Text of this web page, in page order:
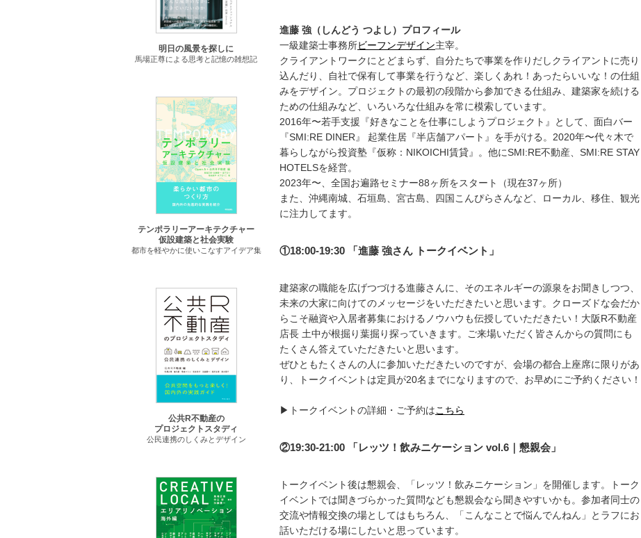
進藤 強（しんどう つよし）プロフィール
一級建築士事務所ビーフンデザイン主宰。
クライアントワークにとどまらず、自分たちで事業を作りだしクライアントに売り
込んだり、自社で保有して事業を行うなど、楽しくあれ！あったらいいな！の仕組
みをデザイン。プロジェクトの最初の段階から参加できる仕組み、建築家を続ける
ための仕組みなど、いろいろな仕組みを常に模索しています。
2016年〜若手支援『好きなことを仕事にしようプロジェクト』として、面白バー
『SMI:RE DINER』 起業住居『半店舗アパート』を手がける。2020年〜代々木で
暮らしながら投資塾『仮称：NIKOICHI賃貸』。他にSMI:RE不動産、SMI:RE STAY
HOTELSを経営。
2023年〜、全国お遍路セミナー88ヶ所をスタート（現在37ヶ所）
また、沖縄南城、石垣島、宮古島、四国こんぴらさんなど、ローカル、移住、観光
に注力してます。
①18:00-19:30 「進藤 強さん トークイベント」
建築家の職能を広げつづける進藤さんに、そのエネルギーの源泉をお聞きしつつ、
未来の大家に向けてのメッセージをいただきたいと思います。クローズドな会だか
らこそ融資や入居者募集におけるノウハウも伝授していただきたい！大阪R不動産
店長 土中が根掘り葉掘り探っていきます。ご来場いただく皆さんからの質問にも
たくさん答えていただきたいと思います。
ぜひともたくさんの人に参加いただきたいのですが、会場の都合上座席に限りがあ
り、トークイベントは定員が20名までになりますので、お早めにご予約ください！
▶︎トークイベントの詳細・ご予約はこちら
②19:30-21:00 「レッツ！飲みニケーション vol.6｜懇親会」
トークイベント後は懇親会、「レッツ！飲みニケーション」を開催します。トーク
イベントでは聞きづらかった質問なども懇親会なら聞きやすいかも。参加者同士の
交流や情報交換の場としてはもちろん、「こんなことで悩んでんねん」とラフにお
話いただける場にしたいと思っています。
明日の風景を探しに
馬場正尊による思考と記憶の雑想記
テンポラリーアーキテクチャー
仮設建築と社会実験
都市を軽やかに使いこなすアイデア集
公共R不動産の
プロジェクトスタディ
公民連携のしくみとデザイン